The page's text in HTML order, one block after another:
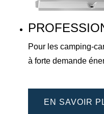
Pour les camping-
à forte demande
EN SAVOIR